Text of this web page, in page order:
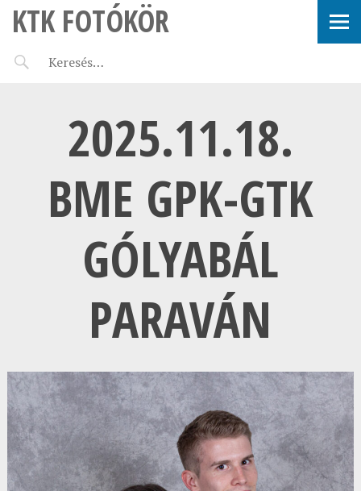
KTK FOTÓKÖR
2025.11.18.
BME GPK-GTK
GÓLYABÁL
PARAVÁN